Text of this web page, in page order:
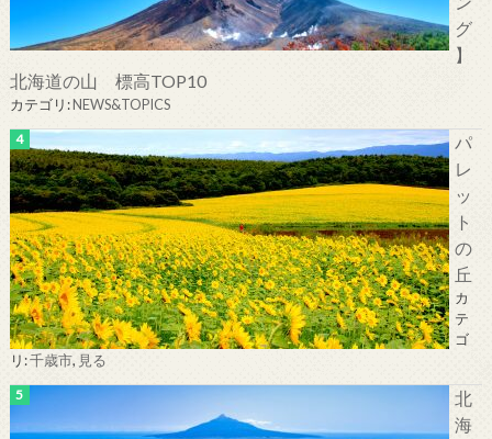
グ
】
北海道の山 標高TOP10
カテゴリ:NEWS&TOPICS
パ
レ
ッ
ト
の
丘
カ
テ
ゴ
リ:千歳市, 見る
北
海